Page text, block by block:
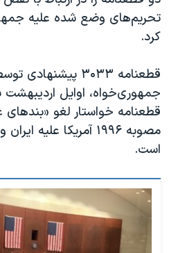
تحریم‌های وضع شده علیه
کرد.
قطعنامه ۳۰۳۳
جمهوری‌خواه، اوایل اردیبهشت
قطعنامه خواستار لغو
مصوبه ۱۹۹۶ آمریکا
است.